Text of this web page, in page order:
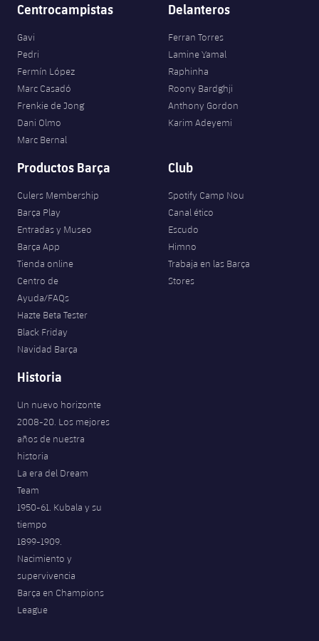
Centrocampistas
Gavi
Pedri
Fermín López
Marc Casadó
Frenkie de Jong
Dani Olmo
Marc Bernal
Delanteros
Ferran Torres
Lamine Yamal
Raphinha
Roony Bardghji
Anthony Gordon
Karim Adeyemi
Productos Barça
Culers Membership
Barça Play
Entradas y Museo
Barça App
Tienda online
Centro de
Ayuda/FAQs
Hazte Beta Tester
Black Friday
Navidad Barça
Club
Spotify Camp Nou
Canal ético
Escudo
Himno
Trabaja en las Barça
Stores
Historia
Un nuevo horizonte
2008-20. Los mejores
años de nuestra
historia
La era del Dream
Team
1950-61. Kubala y su
tiempo
1899-1909.
Nacimiento y
supervivencia
Barça en Champions
League